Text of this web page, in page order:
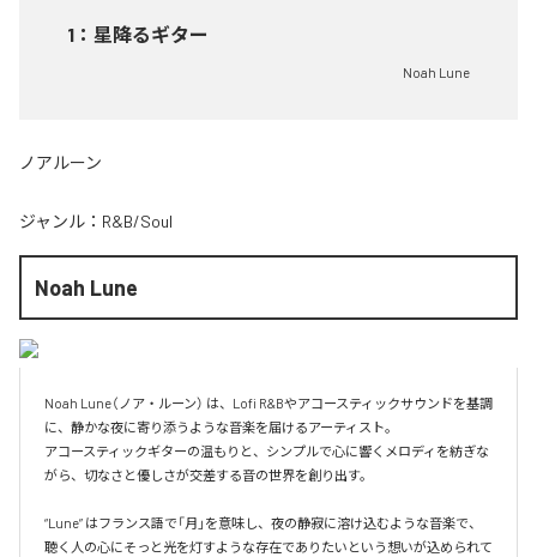
1 ： 星降るギター
Noah Lune
ノアルーン
ジャンル： R&B/Soul
Noah Lune
Noah Lune（ノア・ルーン） は、Lofi R&Bやアコースティックサウンドを基調
に、静かな夜に寄り添うような音楽を届けるアーティスト。
アコースティックギターの温もりと、シンプルで心に響くメロディを紡ぎな
がら、切なさと優しさが交差する音の世界を創り出す。
“Lune” はフランス語で「月」を意味し、夜の静寂に溶け込むような音楽で、
聴く人の心にそっと光を灯すような存在でありたいという想いが込められて